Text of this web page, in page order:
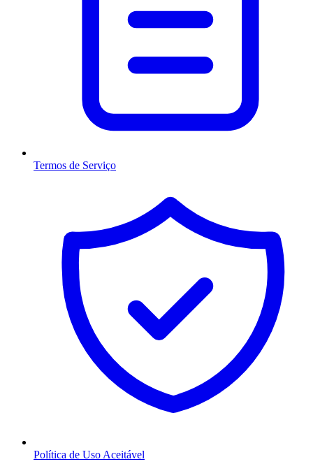
Termos de Serviço
Política de Uso Aceitável